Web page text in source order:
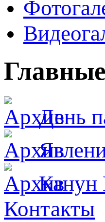
День
Канун
Контакты